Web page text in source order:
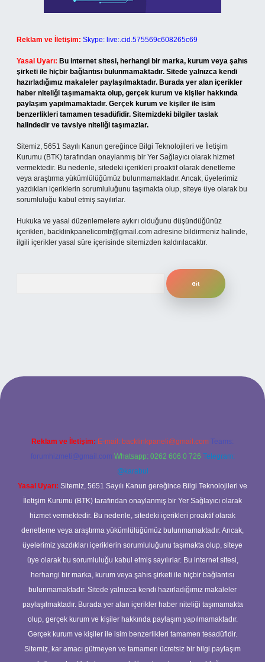
Reklam ve İletişim: Skype: live:.cid.575569c608265c69
Yasal Uyarı: Bu internet sitesi, herhangi bir marka, kurum veya şahıs
şirketi ile hiçbir bağlantısı bulunmamaktadır. Sitede yalnızca kendi
hazırladığımız makaleler paylaşılmaktadır. Burada yer alan içerikler
haber niteliği taşımamakta olup, gerçek kurum ve kişiler hakkında
paylaşım yapılmamaktadır. Gerçek kurum ve kişiler ile isim
benzerlikleri tamamen tesadüfidir. Sitemizdeki bilgiler taslak
halindedir ve tavsiye niteliği taşımazlar.
Sitemiz, 5651 Sayılı Kanun gereğince Bilgi Teknolojileri ve İletişim
Kurumu (BTK) tarafından onaylanmış bir Yer Sağlayıcı olarak hizmet
vermektedir. Bu nedenle, sitedeki içerikleri proaktif olarak denetleme
veya araştırma yükümlülüğümüz bulunmamaktadır. Ancak, üyelerimiz
yazdıkları içeriklerin sorumluluğunu taşımakta olup, siteye üye olarak bu
sorumluluğu kabul etmiş sayılırlar.
Hukuka ve yasal düzenlemelere aykırı olduğunu düşündüğünüz
içerikleri, backlinkpanelicomtr@gmail.com adresine bildirmeniz halinde,
ilgili içerikler yasal süre içerisinde sitemizden kaldırılacaktır.
Reklam ve İletişim: E-mail: backlinkpaneli@gmail.com Teams:
forumhizmeti@gmail.com Whatsapp: 0262 606 0 726 Telegram:
@karabul
Yasal Uyarı: Sitemiz, 5651 Sayılı Kanun gereğince Bilgi Teknolojileri ve
İletişim Kurumu (BTK) tarafından onaylanmış bir Yer Sağlayıcı olarak
hizmet vermektedir. Bu nedenle, sitedeki içerikleri proaktif olarak
denetleme veya araştırma yükümlülüğümüz bulunmamaktadır. Ancak,
üyelerimiz yazdıkları içeriklerin sorumluluğunu taşımakta olup, siteye
üye olarak bu sorumluluğu kabul etmiş sayılırlar. Bu internet sitesi,
herhangi bir marka, kurum veya şahıs şirketi ile hiçbir bağlantısı
bulunmamaktadır. Sitede yalnızca kendi hazırladığımız makaleler
paylaşılmaktadır. Burada yer alan içerikler haber niteliği taşımamakta
olup, gerçek kurum ve kişiler hakkında paylaşım yapılmamaktadır.
Gerçek kurum ve kişiler ile isim benzerlikleri tamamen tesadüfidir.
Sitemiz, kar amacı gütmeyen ve tamamen ücretsiz bir bilgi paylaşım